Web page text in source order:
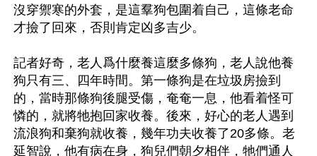
沒穿禦寒的外套，是這羣狗包圍着自己，這條老命
才撿了回來，否則肯定凶多吉少。
記者好奇，老人爲什麼養這麼多條狗，老人說他養
狗只有三、四年時間。第一條狗是在垃圾房撿到
的，當時那條狗後腿受傷，奄奄一息，他看着怪可
憐的，就將牠抱回家收養。後來，好心的老人遇到
流浪狗和棄狗就收養，幾年功夫收養了20多條。老
延智說，他有病在身，狗兒們朝夕相伴，牠們通人